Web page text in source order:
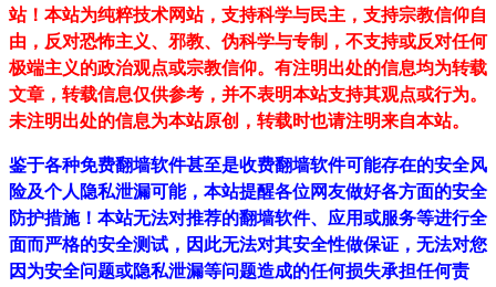
站！ 本站为纯粹技术网站，支持科学与民主，支持宗教信仰自
由，反对恐怖主义、邪教、伪科学与专制，不支持或反对任何
极端主义的政治观点或宗教信仰。有注明出处的信息均为转载
文章，转载信息仅供参考，并不表明本站支持其观点或行为。
未注明出处的信息为本站原创，转载时也请注明来自本站。
鉴于各种免费翻墙软件甚至是收费翻墙软件可能存在的安全风
险及个人隐私泄漏可能，本站提醒各位网友做好各方面的安全
防护措施！本站无法对推荐的翻墙软件、应用或服务等进行全
面而严格的安全测试，因此无法对其安全性做保证，无法对您
因为安全问题或隐私泄漏等问题造成的任何损失承担任何责